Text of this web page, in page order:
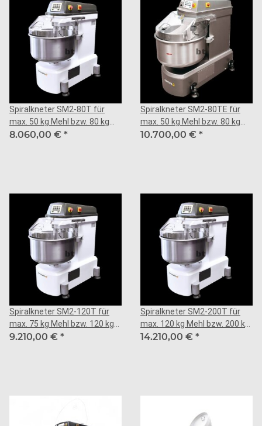
Spiralkneter SM2-80T für
max. 50 kg Mehl bzw. 80 kg
Teig
8.060,00 € *
Spiralkneter SM2-80TE für
max. 50 kg Mehl bzw. 80 kg
Teig
10.700,00 € *
Spiralkneter SM2-120T für
max. 75 kg Mehl bzw. 120 kg
Teig
9.210,00 € *
Spiralkneter SM2-200T für
max. 120 kg Mehl bzw. 200 kg
Teig
14.210,00 € *